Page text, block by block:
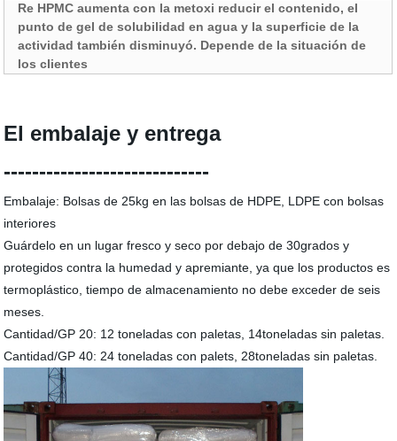
Re HPMC aumenta con la metoxi reducir el contenido, el
punto de gel de solubilidad en agua y la superficie de la
actividad también disminuyó. Depende de la situación de
los clientes
El embalaje y entrega
-----------------------------
Embalaje: Bolsas de 25kg en las bolsas de HDPE, LDPE con bolsas
interiores
Guárdelo en un lugar fresco y seco por debajo de 30grados y
protegidos contra la humedad y apremiante, ya que los productos es
termoplástico, tiempo de almacenamiento no debe exceder de seis
meses.
Cantidad/GP 20: 12 toneladas con paletas, 14toneladas sin paletas.
Cantidad/GP 40: 24 toneladas con palets, 28toneladas sin paletas.